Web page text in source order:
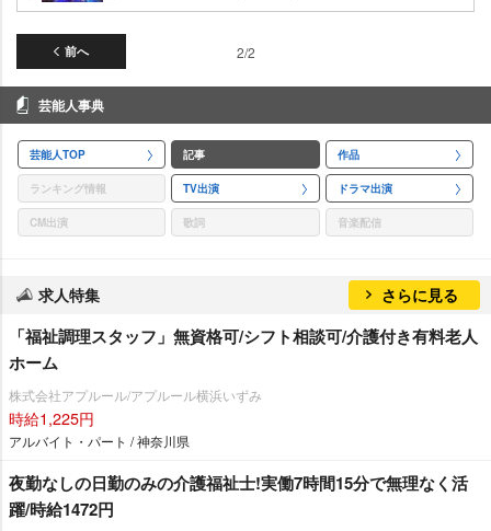
前へ 2/2
芸能人事典
芸能人TOP 記事 作品
ランキング情報 TV出演 ドラマ出演
CM出演 歌詞 音楽配信
求人特集 さらに見る
「福祉調理スタッフ」無資格可/シフト相談可/介護付き有料老人
ホーム
株式会社アプルール/アプルール横浜いずみ
時給1,225円
アルバイト・パート / 神奈川県
夜勤なしの日勤のみの介護福祉士!実働7時間15分で無理なく活
躍/時給1472円